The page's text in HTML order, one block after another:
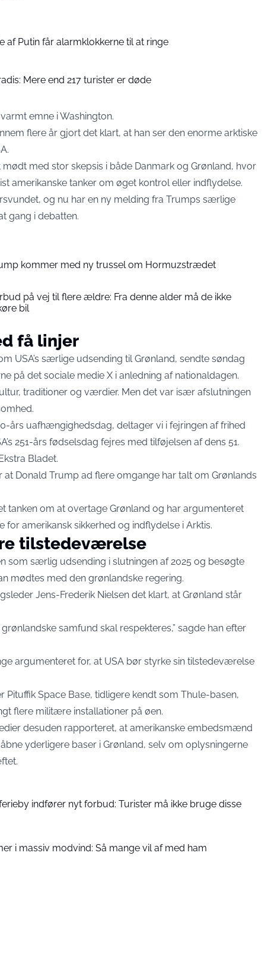
af Putin får alarmklokkerne til at ringe
Mere end 217 turister er døde
emne i Washington.
flere år gjort det klart, at han ser den enorme arktiske
med stor skepsis i både Danmark og Grønland, hvor
amerikanske tanker om øget kontrol eller indflydelse.
og nu har en ny melding fra Trumps særlige
gang i debatten.
kommer med ny trussel om Hormuzstrædet
på vej til flere ældre: Fra denne alder må de ikke
bil
få linjer
USA’s særlige udsending til Grønland, sendte søndag
på det sociale medie X i anledning af nationaldagen.
traditioner og værdier. Men det var især afslutningen
års uafhængighedsdag, deltager vi i fejringen af frihed
251-års fødselsdag fejres med tilføjelsen af dens 51.
Bladet.
Donald Trump ad flere omgange har talt om Grønlands
tanken om at overtage Grønland og har argumenteret
for amerikansk sikkerhed og indflydelse i Arktis.
tilstedeværelse
som særlig udsending i slutningen af 2025 og besøgte
mødtes med den grønlandske regering.
Jens-Frederik Nielsen det klart, at Grønland står
samfund skal respekteres,” sagde han efter
argumenteret for, at USA bør styrke sin tilstedeværelse
Pituffik Space Base, tidligere kendt som Thule-basen,
flere militære installationer på øen.
desuden rapporteret, at amerikanske embedsmænd
yderligere baser i Grønland, selv om oplysningerne
indfører nyt forbud: Turister må ikke bruge disse
i massiv modvind: Så mange vil af med ham